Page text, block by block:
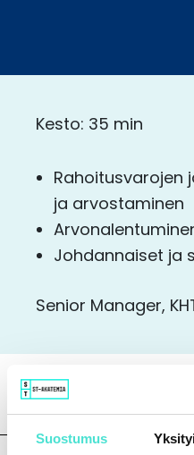
Suostumus
Kesto: 35 min
Rahoitusvarojen
ja arvostaminen​
Johdannaiset ja
Senior Manager,